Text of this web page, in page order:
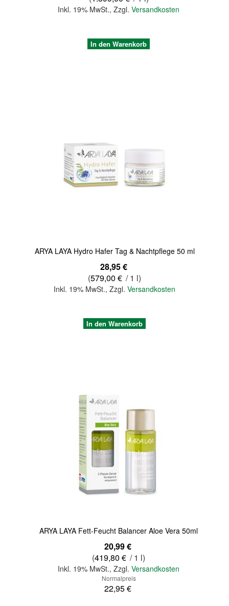
Inkl. 19% MwSt.,Zzgl.Versandkosten
In den Warenkorb
ARYA LAYA Hydro Hafer Tag & Nachtpflege 50 ml
28,95 €
(579,00 € / 1 l)
Inkl. 19% MwSt., Zzgl. Versandkosten
In den Warenkorb
ARYA LAYA Fett-Feucht Balancer Aloe Vera 50ml
20,99 €
(419,80 € / 1 l)
Inkl. 19% MwSt.,Zzgl.Versandkosten
Normalpreis
22,95 €